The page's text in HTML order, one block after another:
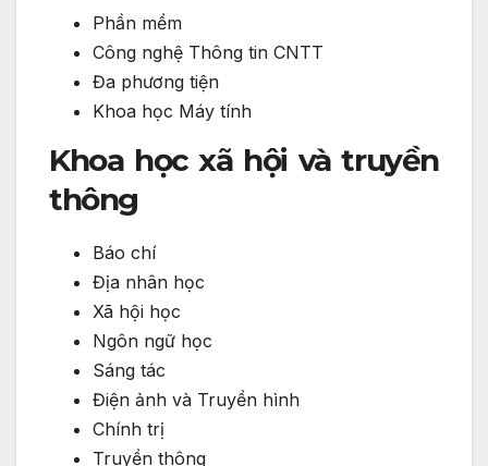
Phần mềm
Công nghệ Thông tin CNTT
Đa phương tiện
Khoa học Máy tính
Khoa học xã hội và truyền
thông
Báo chí
Địa nhân học
Xã hội học
Ngôn ngữ học
Sáng tác
Điện ảnh và Truyền hình
Chính trị
Truyền thông